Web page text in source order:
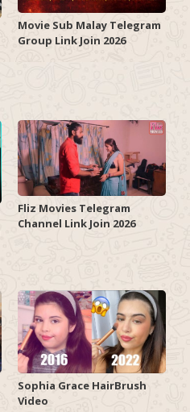
Movie Sub Malay Telegram
Group Link Join 2026
Fliz Movies Telegram
Channel Link Join 2026
Sophia Grace HairBrush
Video